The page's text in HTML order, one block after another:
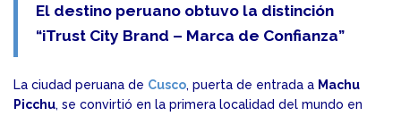
El destino peruano obtuvo la distinción
“iTrust City Brand – Marca de Confianza”
La ciudad peruana de Cusco, puerta de entrada a Machu
Picchu, se convirtió en la primera localidad del mundo en